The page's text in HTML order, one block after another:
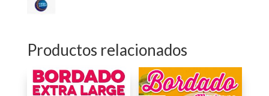
Productos relacionados